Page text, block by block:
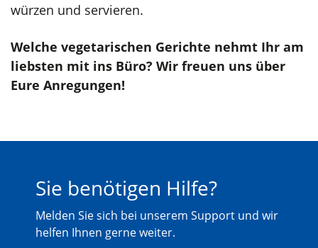
würzen und servieren.
Welche vegetarischen Gerichte nehmt Ihr am
liebsten mit ins Büro? Wir freuen uns über
Eure Anregungen!
Sie benötigen Hilfe?
Melden Sie sich bei unserem Support und wir
helfen Ihnen gerne weiter.